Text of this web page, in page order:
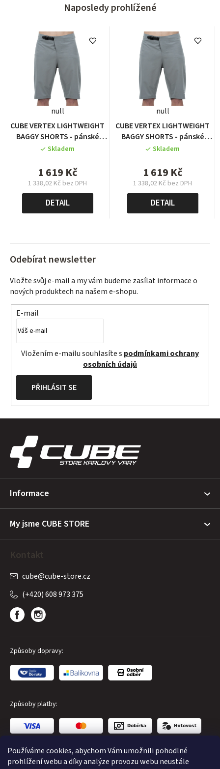
Používáme cookies, abychom Vám umožnili pohodlné
prohlížení webu a díky analýze provozu webu neustále
Naposledy prohlížené
null
CUBE VERTEX LIGHTWEIGHT
BAGGY SHORTS - pánské
kraťasy grey
Skladem
1 619 Kč
1 338,02 Kč bez DPH
Měrná
cena:
DETAIL
null
CUBE VERTEX LIGHTWEIGHT
BAGGY SHORTS - pánské
kraťasy grey
Skladem
1 619 Kč
1 338,02 Kč bez DPH
Měrná
cena:
DETAIL
Odebírat newsletter
Vložte svůj e-mail a my vám budeme zasílat informace o
nových produktech na našem e-shopu.
E-mail
Vložením e-mailu souhlasíte s podmínkami ochrany
osobních údajů
PŘIHLÁSIT SE
Informace
My jsme CUBE STORE
Kontakt
cube@cube-store.cz
(+420) 608 973 375
Způsoby dopravy:
Způsoby platby: